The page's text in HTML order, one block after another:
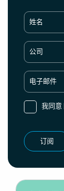
姓名
公司
电子邮件
我同意
订阅